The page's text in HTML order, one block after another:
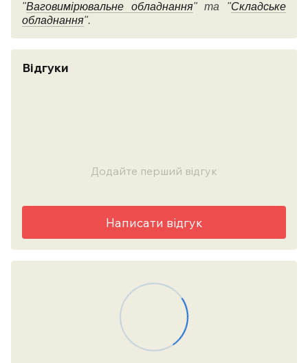
"Ваговимірювальне обладнання" та "Складське
обладнання".
Відгуки
Додайте перший відгук
Написати відгук